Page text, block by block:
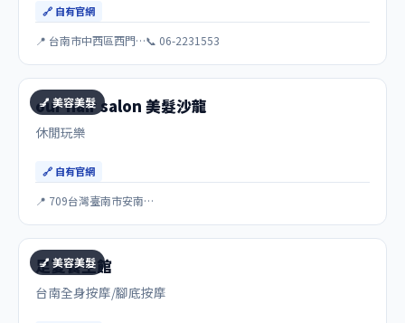
🔗 自有官網
📍 台南市中西區西門…📞 06-2231553
💅 美容美髮
our hair salon 美髮沙龍
休閒玩樂
🔗 自有官網
📍 709台灣臺南市安南…
💅 美容美髮
足夏養生館
台南全身按摩/腳底按摩